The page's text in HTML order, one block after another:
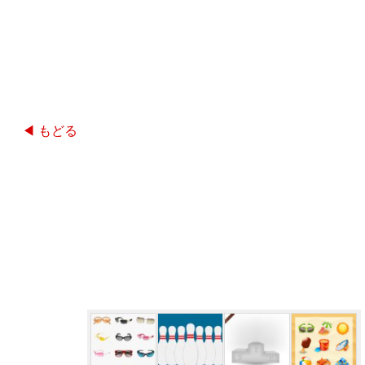
◀ もどる